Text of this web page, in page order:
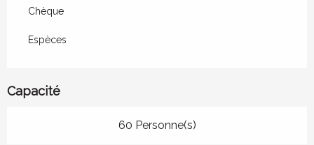
Chèque
Espèces
Capacité
60 Personne(s)